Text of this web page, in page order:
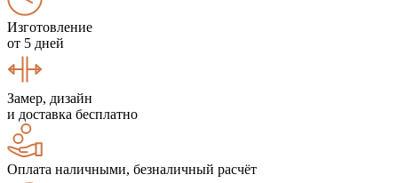
Изготовление
от 5 дней
Замер, дизайн
и доставка бесплатно
Оплата наличными, безналичный расчёт